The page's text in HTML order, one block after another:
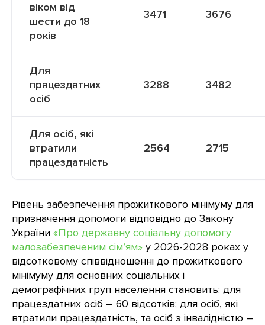
віком від
шести до 18
років
3471 3676
Для
працездатних
осіб
3288 3482
Для осіб, які
втратили
працездатність
2564 2715
Рівень забезпечення прожиткового мінімуму для
призначення допомоги відповідно до Закону
України «Про державну соціальну допомогу
малозабезпеченим сім’ям» у 2026-2028 роках у
відсотковому співвідношенні до прожиткового
мінімуму для основних соціальних і
демографічних груп населення становить: для
працездатних осіб – 60 відсотків; для осіб, які
втратили працездатність, та осіб з інвалідністю –